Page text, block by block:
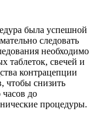
была успешной
следовать
необходимо
таблеток, свечей и
контрацепции
чтобы снизить
часов до
процедуры.